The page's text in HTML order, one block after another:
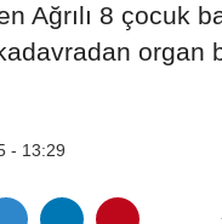
Ağrılı 8 çocuk
organ
- 13:29